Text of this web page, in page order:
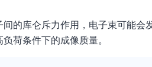
的库仑斥力作用，电子束可能会
荷条件下的成像质量。